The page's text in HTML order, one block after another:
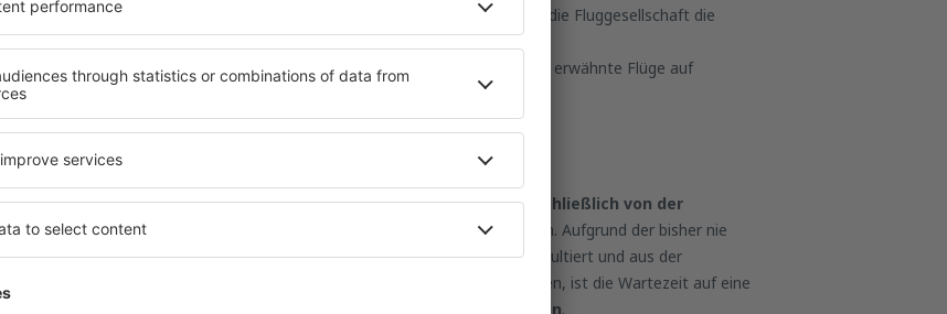
Ihre Buchung aus Tickets besteht, die mehrere Passagiere betreffen und die Fluggesellschaft die
Mittel für jeden Passagier getrennt rückerstattet,
nur einige Flüge in Ihrer Buchung annulliert wurden (in der Situation, wenn erwähnte Flüge auf
getrennten Flugtickets vorhanden waren).
Wann bekommen Sie die Rückerstattung?
Sowohl die Form als auch der Termin der Mittelrückerstattunghängt ausschließlich von der
Fluggesellschaftab, auch wenn die Flugtickets über eSky erworben werden. Aufgrund der bisher nie
erreichten Anzahl der annullierten Flüge, die aus der Pandemie COVID-19 resultiert und aus der
Tatsache, dass mehrere Länder in der Welt sog. „Lockdown“ eingeführt haben, ist die Wartezeit auf eine
deutlich verlängert worden.